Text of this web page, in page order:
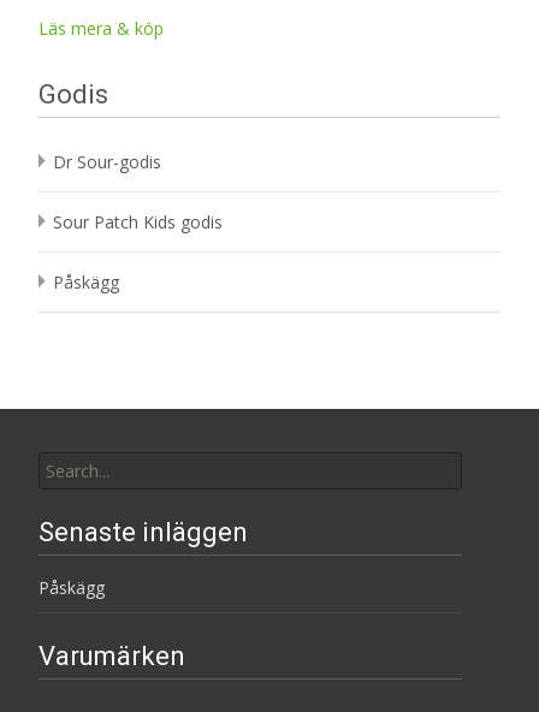
Läs mera & köp
Godis
Dr Sour-godis
Sour Patch Kids godis
Påskägg
for:
Senaste inläggen
Påskägg
Varumärken